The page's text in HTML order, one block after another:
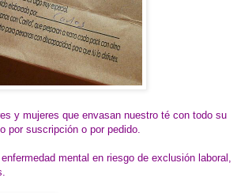
y mujeres que envasan nuestro té con todo su
por suscripción o por pedido.
mental en riesgo de exclusión laboral,